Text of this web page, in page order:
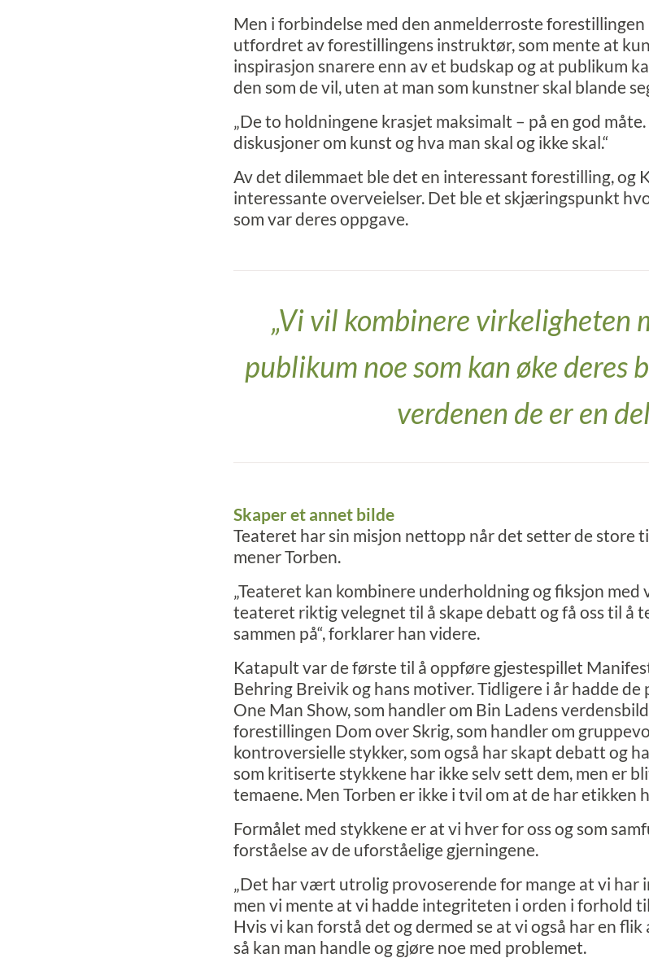
Men i forbindelse med den anmelderroste forestillingen
utfordret av forestillingens instruktør, som mente at
inspirasjon snarere enn av et budskap og at publikum
den som de vil, uten at man som kunstner skal blande
„De to holdningene krasjet maksimalt – på en god
diskusjoner om kunst og hva man skal og ikke skal.“
Av det dilemmaet ble det en interessant forestilling, og
interessante overveielser. Det ble et skjæringspunkt
som var deres oppgave.
„Vi vil kombinere virkeligheten
publikum noe som kan øke deres
verdenen de er en
Skaper et annet bilde
Teateret har sin misjon nettopp når det setter de store
mener Torben.
„Teateret kan kombinere underholdning og fiksjon med
teateret riktig velegnet til å skape debatt og få oss til å
sammen på“, forklarer han videre.
Katapult var de første til å oppføre gjestespillet
Behring Breivik og hans motiver. Tidligere i år hadde de
One Man Show, som handler om Bin Ladens
forestillingen Dom over Skrig, som handler om
kontroversielle stykker, som også har skapt debatt og
som kritiserte stykkene har ikke selv sett dem, men er
temaene. Men Torben er ikke i tvil om at de har etikken
Formålet med stykkene er at vi hver for oss og som
forståelse av de uforståelige gjerningene.
„Det har vært utrolig provoserende for mange at vi har
men vi mente at vi hadde integriteten i orden i forhold
Hvis vi kan forstå det og dermed se at vi også har en flik
så kan man handle og gjøre noe med problemet.